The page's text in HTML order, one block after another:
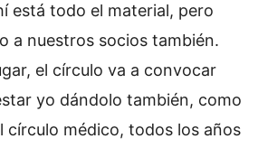
está todo el material, pero
a nuestros socios también.
el círculo va a convocar
yo dándolo también, como
círculo médico, todos los años